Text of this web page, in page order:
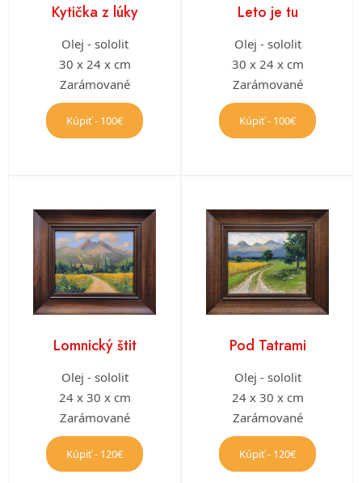
Kytička z lúky
Olej - sololit
30 x 24 x cm
Zarámované
Kúpiť - 100€
Leto je tu
Olej - sololit
30 x 24 x cm
Zarámované
Kúpiť - 100€
Lomnický štit
Olej - sololit
24 x 30 x cm
Zarámované
Kúpiť - 120€
Pod Tatrami
Olej - sololit
24 x 30 x cm
Zarámované
Kúpiť - 120€